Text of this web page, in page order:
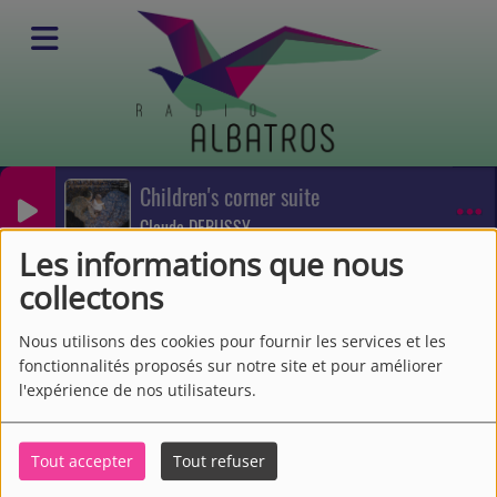
Les informations que nous
collectons
Nous utilisons des cookies pour fournir les services et les
fonctionnalités proposés sur notre site et pour améliorer
l'expérience de nos utilisateurs.
Tout accepter Tout refuser
Children's corner suite
Claude DEBUSSY
Emissions Variétés Evasion
Evasion